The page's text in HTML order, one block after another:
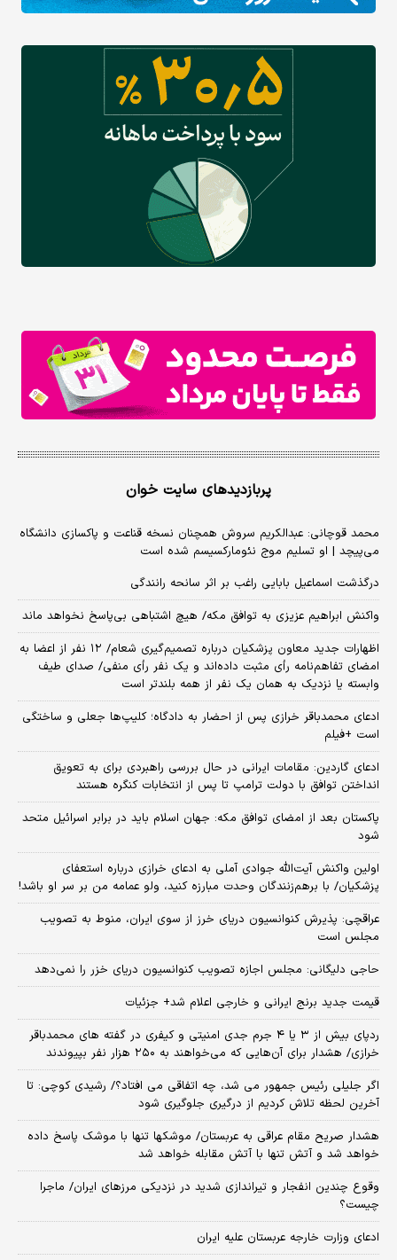
پربازدیدهای سایت خوان
محمد قوچانی: عبدالکریم سروش همچنان نسخه قناعت و پاکسازی دانشگاه
می‌پیچد | او تسلیم موج نئومارکسیسم شده است
درگذشت اسماعیل بابایی راغب بر اثر سانحه رانندگی
واکنش ابراهیم عزیزی به توافق مکه/ هیچ اشتباهی بی‌پاسخ نخواهد ماند
اظهارات جدید معاون پزشکیان درباره تصمیم‌گیری شعام/ ۱۲ نفر از اعضا به
امضای تفاهم‌نامه رأی مثبت داده‌اند و یک نفر رأی منفی/ صدای طیف
وابسته یا نزدیک به همان یک نفر از همه بلندتر است
ادعای محمدباقر خرازی پس از احضار به دادگاه؛ کلیپ‌ها جعلی و ساختگی
است +فیلم
ادعای گاردین: مقامات ایرانی در حال بررسی راهبردی برای به تعویق
انداختن توافق با دولت ترامپ تا پس از انتخابات کنگره هستند
پاکستان بعد از امضای توافق مکه: جهان اسلام باید در برابر اسرائیل متحد
شود
اولین واکنش آیت‌الله جوادی آملی به ادعای خرازی درباره استعفای
پزشکیان/ با برهم‌زنندگان وحدت مبارزه کنید، ولو عمامه من بر سر او باشد!
عراقچی: پذیرش کنوانسیون دریای خرز از سوی ایران، منوط به تصویب
مجلس است
حاجی دلیگانی: مجلس اجازه تصویب کنوانسیون دریای خزر را نمی‌دهد
قیمت جدید برنج ایرانی و خارجی اعلام شد+ جزئیات
ردپای بیش از ۳ یا ۴ جرم جدی امنیتی و کیفری در گفته های محمدباقر
خرازی/ هشدار برای آن‌هایی که می‌خواهند به ۲۵۰ هزار نفر بپیوندند
اگر جلیلی رئیس جمهور می شد، چه اتفاقی می افتاد؟/ رشیدی کوچی: تا
آخرین لحظه تلاش کردیم از درگیری جلوگیری شود
هشدار صریح مقام عراقی به عربستان/ موشکها تنها با موشک پاسخ داده
خواهد شد و آتش تنها با آتش مقابله خواهد شد
وقوع چندین انفجار و تیراندازی شدید در نزدیکی مرز‌های ایران/ ماجرا
چیست؟
ادعای وزارت خارجه عربستان علیه ایران